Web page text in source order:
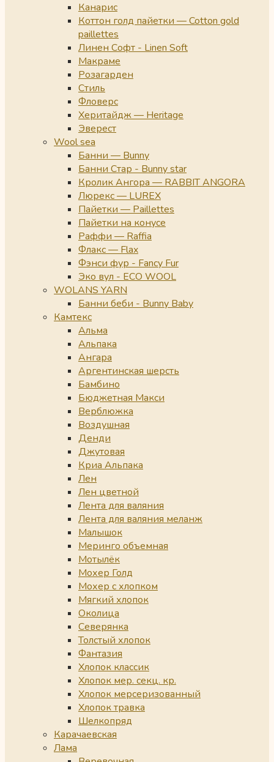
Канарис
Коттон голд пайетки — Cotton gold
paillettes
Линен Софт - Linen Soft
Макраме
Розагарден
Стиль
Фловерс
Херитайдж — Heritage
Эверест
Wool sea
Банни — Bunny
Банни Стар - Bunny star
Кролик Ангора — RABBIT ANGORA
Люрекс — LUREX
Пайетки — Paillettes
Пайетки на конусе
Раффи — Raffia
Флакс — Flax
Фэнси фур - Fancy Fur
Эко вул - ECO WOOL
WOLANS YARN
Банни беби - Bunny Baby
Камтекс
Альма
Альпака
Ангара
Аргентинская шерсть
Бамбино
Бюджетная Макси
Верблюжка
Воздушная
Денди
Джутовая
Криа Альпака
Лен
Лен цветной
Лента для валяния
Лента для валяния меланж
Малышок
Меринго объемная
Мотылёк
Мохер Голд
Мохер с хлопком
Мягкий хлопок
Околица
Северянка
Толстый хлопок
Фантазия
Хлопок классик
Хлопок мер. секц. кр.
Хлопок мерсеризованный
Хлопок травка
Шелкопряд
Карачаевская
Лама